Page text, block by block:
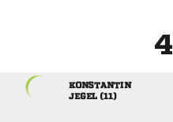

 